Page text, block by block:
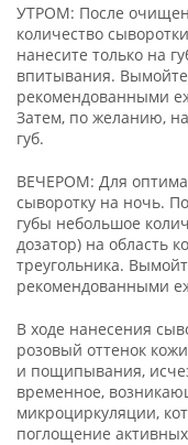
УТРОМ: После
количество
нанесите только на
впитывания.
рекомендованными
Затем, по желанию,
губ.
ВЕЧЕРОМ: Для
сыворотку на ночь.
губы небольшое
дозатор) на область
треугольника.
рекомендованными
В ходе нанесения
розовый оттенок
и пощипывания,
временное,
микроциркуляции,
поглощение